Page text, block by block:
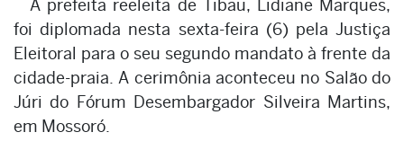
A prefeita reeleita de Tibau, Lidiane Marques,
foi diplomada nesta sexta-feira (6) pela Justiça
Eleitoral para o seu segundo mandato à frente da
cidade-praia. A cerimônia aconteceu no Salão do
Júri do Fórum Desembargador Silveira Martins,
em Mossoró.